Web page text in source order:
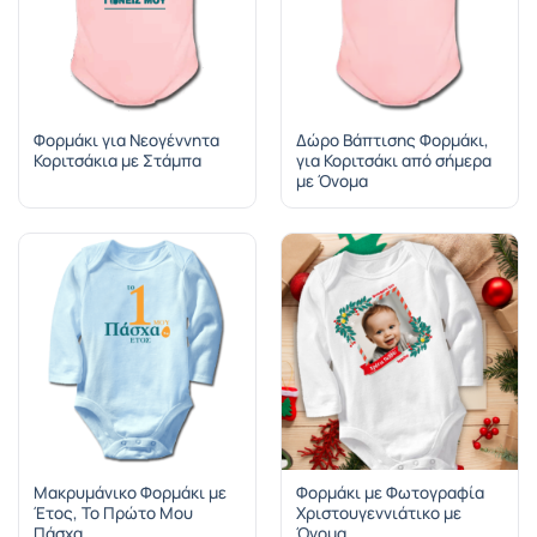
Φορμάκι για Νεογέννητα
Κοριτσάκια με Στάμπα
Δώρο Βάπτισης Φορμάκι,
για Κοριτσάκι από σήμερα
με Όνομα
Μακρυμάνικο Φορμάκι με
Έτος, Το Πρώτο Μου
Φορμάκι με Φωτογραφία
Χριστουγεννιάτικο με